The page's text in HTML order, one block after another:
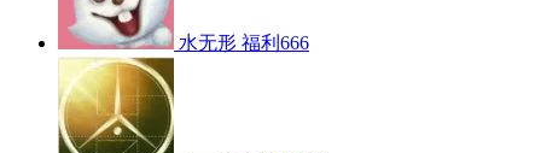
水无形 福利666